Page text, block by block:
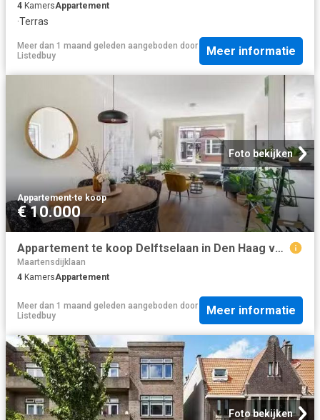
4 KamersAppartement
·Terras
Meer dan 1 maand geleden aangeboden door
Listedbuy
Meer informatie
Foto bekijken
Appartement·te koop
€ 10.000
Appartement te koop Delftselaan in Den Haag voor € 295.000
Maartensdijklaan
4 KamersAppartement
Meer dan 1 maand geleden aangeboden door
Listedbuy
Meer informatie
Foto bekijken